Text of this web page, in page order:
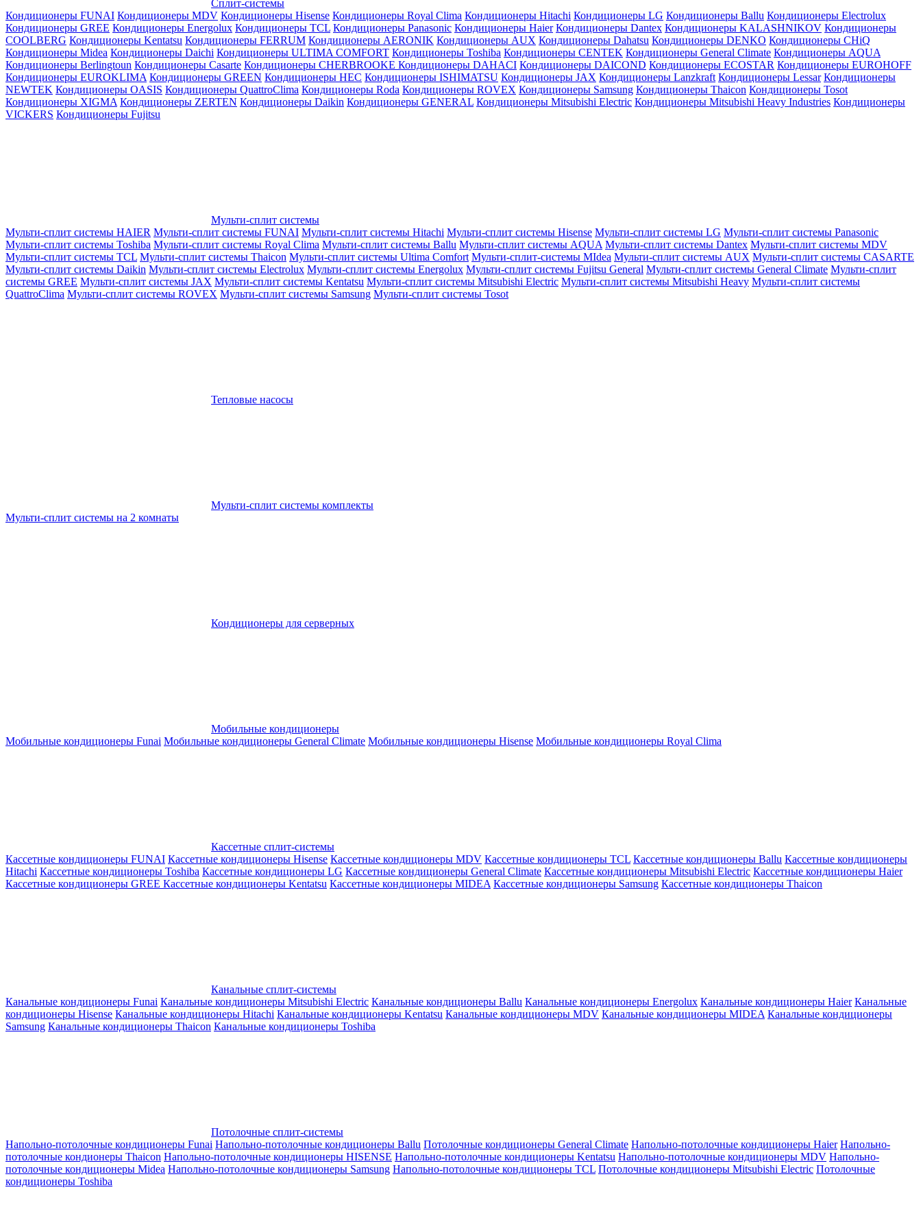
Сплит-системы
Кондиционеры FUNAI Кондиционеры MDV Кондиционеры Hisense Кондиционеры Royal Clima Кондиционеры Hitachi Кондиционеры LG Кондиционеры Ballu Кондиционеры Electrolux
Кондиционеры GREE Кондиционеры Energolux Кондиционеры TCL Кондиционеры Panasonic Кондиционеры Haier Кондиционеры Dantex Кондиционеры KALASHNIKOV Кондиционеры
СOOLBERG Кондиционеры Kentatsu Кондиционеры FERRUM Кондиционеры AERONIK Кондиционеры AUX Кондиционеры Dahatsu Кондиционеры DENKO Кондиционеры CHiQ
Кондиционеры Midea Кондиционеры Daichi Кондиционеры ULTIMA COMFORT Кондиционеры Toshiba Кондиционеры CENTEK Кондиционеры General Climate Кондиционеры AQUA
Кондиционеры Berlingtoun Кондиционеры Casarte Кондиционеры CHERBROOKE Кондиционеры DAHACI Кондиционеры DAICOND Кондиционеры ECOSTAR Кондиционеры EUROHOFF
Кондиционеры EUROKLIMA Кондиционеры GREEN Кондиционеры HEC Кондиционеры ISHIMATSU Кондиционеры JAX Кондиционеры Lanzkraft Кондиционеры Lessar Кондиционеры
NEWTEK Кондиционеры OASIS Кондиционеры QuattroClima Кондиционеры Roda Кондиционеры ROVEX Кондиционеры Samsung Кондиционеры Thaicon Кондиционеры Tosot
Кондиционеры XIGMA Кондиционеры ZERTEN Кондиционеры Daikin Кондиционеры GENERAL Кондиционеры Mitsubishi Electric Кондиционеры Mitsubishi Heavy Industries Кондиционеры
VICKERS Кондиционеры Fujitsu
Мульти-сплит системы
Мульти-сплит системы HAIER Мульти-сплит системы FUNAI Мульти-сплит системы Hitachi Мульти-сплит системы Hisense Мульти-сплит системы LG Мульти-сплит системы Panasonic
Мульти-сплит системы Toshiba Мульти-сплит системы Royal Clima Мульти-сплит системы Ballu Мульти-сплит системы AQUA Мульти-сплит системы Dantex Мульти-сплит системы MDV
Мульти-сплит системы TCL Мульти-сплит системы Thaicon Мульти-сплит системы Ultima Comfort Мульти-сплит-системы MIdea Мульти-сплит системы AUX Мульти-сплит системы CASARTE
Мульти-сплит системы Daikin Мульти-сплит системы Electrolux Мульти-сплит системы Energolux Мульти-сплит системы Fujitsu General Мульти-сплит системы General Climate Мульти-сплит
системы GREE Мульти-сплит системы JAX Мульти-сплит системы Kentatsu Мульти-сплит системы Mitsubishi Electric Мульти-сплит системы Mitsubishi Heavy Мульти-сплит системы
QuattroClima Мульти-сплит системы ROVEX Мульти-сплит системы Samsung Мульти-сплит системы Tosot
Тепловые насосы
Мульти-сплит системы комплекты
Мульти-сплит системы на 2 комнаты
Кондиционеры для серверных
Мобильные кондиционеры
Мобильные кондиционеры Funai Мобильные кондиционеры General Climate Мобильные кондиционеры Hisense Мобильные кондиционеры Royal Clima
Кассетные сплит-системы
Кассетные кондиционеры FUNAI Кассетные кондиционеры Hisense Кассетные кондиционеры MDV Кассетные кондиционеры TCL Кассетные кондиционеры Ballu Кассетные кондиционеры
Hitachi Кассетные кондиционеры Toshiba Кассетные кондиционеры LG Кассетные кондиционеры General Climate Кассетные кондиционеры Mitsubishi Electric Кассетные кондиционеры Haier
Кассетные кондиционеры GREE Кассетные кондиционеры Kentatsu Кассетные кондиционеры MIDEA Кассетные кондиционеры Samsung Кассетные кондиционеры Thaicon
Канальные сплит-системы
Канальные кондиционеры Funai Канальные кондиционеры Mitsubishi Electric Канальные кондиционеры Ballu Канальные кондиционеры Energolux Канальные кондиционеры Haier Канальные
кондиционеры Hisense Канальные кондиционеры Hitachi Канальные кондиционеры Kentatsu Канальные кондиционеры MDV Канальные кондиционеры MIDEA Канальные кондиционеры
Samsung Канальные кондиционеры Thaicon Канальные кондиционеры Toshiba
Потолочные сплит-системы
Напольно-потолочные кондиционеры Funai Напольно-потолочные кондиционеры Ballu Потолочные кондиционеры General Climate Напольно-потолочные кондиционеры Haier Напольно-
потолочные кондионеры Thaicon Напольно-потолочные кондиционеры HISENSE Напольно-потолочные кондиционеры Kentatsu Напольно-потолочные кондиционеры MDV Напольно-
потолочные кондиционеры Midea Напольно-потолочные кондиционеры Samsung Напольно-потолочные кондиционеры TCL Потолочные кондиционеры Mitsubishi Electric Потолочные
кондиционеры Toshiba